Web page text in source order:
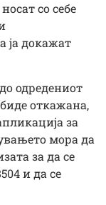
со себе
ја докажат
одредениот
откажана,
за
мора да
за да се
и да се